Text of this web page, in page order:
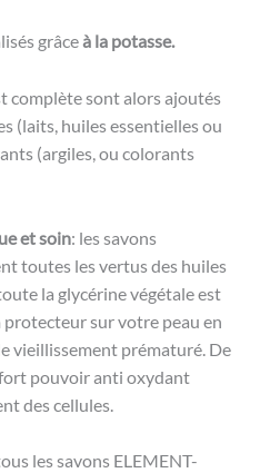
grâceà la potasse.
complète sont alors ajoutés
(laits, huiles essentielles ou
(argiles, ou colorants
et soin: les savons
toutes les vertus des huiles
la glycérine végétale est
sur votre peau en
vieillissement prématuré. De
pouvoir anti oxydant
des cellules.
les savons ELEMENT-